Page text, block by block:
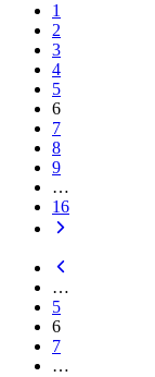
1
2
3
4
5
6
7
8
9
…
16
…
5
6
7
…